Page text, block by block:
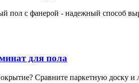
пол с фанерой - надежный способ
для пола
Сравните паркетную доску